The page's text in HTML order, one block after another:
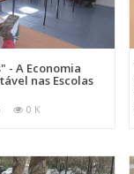
- A Economia
nas Escolas
0 K